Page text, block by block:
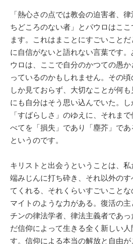
「熱心さの点では教会の迫害者、
ちどころのない者」とパウロはこ
ます。これはまことにすごいこと
に自信がないと語れない言葉です
ウロは、ここで自分のかつての愚
っているのかもしれません。その
しか見ておらず、大切なことが何
にも自分はそう思い込んでいた。
「すばらしさ」のゆえに、それま
べてを「損失」であり「塵芥」で
というのです。
キリストと出会うということは、
端みじんに打ち砕き、それ以外の
てくれる、それくらいすごいこと
マイトのような力がある。復活の
チンの律法学者、律法主義者であ
だ信仰によって生きる全く新しい
す。信仰による本当の解放と自由が